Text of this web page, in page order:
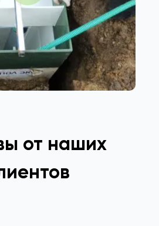
от наших